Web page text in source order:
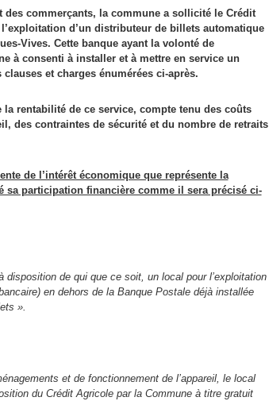
des commerçants, la commune a sollicité le Crédit
d’un distributeur de billets automatique
Vives. Cette banque ayant la volonté de
à consenti à installer et à mettre en service un
et charges énumérées ci-après.
rentabilité de ce service, compte tenu des coûts
des contraintes de sécurité et du nombre de retraits
de l’intérêt économique que représente la
participation financière comme il sera précisé ci-
de qui que ce soit, un local pour l’exploitation
en dehors de la Banque Postale déjà installée
».
et de fonctionnement de l’appareil, le local
du Crédit Agricole par la Commune à titre gratuit